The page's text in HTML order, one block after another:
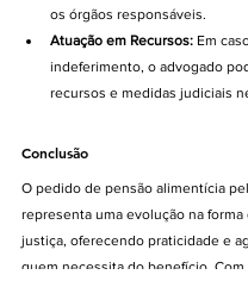
os órgãos responsáveis.
Atuação em Recursos: Em
indeferimento, o advogado
recursos e medidas judiciais
Conclusão
O pedido de pensão alimentícia
representa uma evolução na forma
justiça, oferecendo praticidade e
quem necessita do benefício. Com